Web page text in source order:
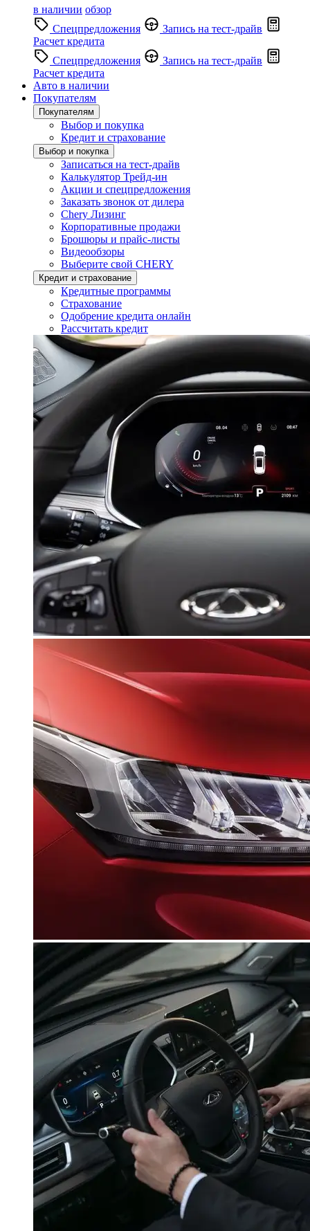
в наличии обзор
Спецпредложения
Запись на тест-драйв
Расчет кредита
Спецпредложения
Запись на тест-драйв
Расчет кредита
Авто в наличии
Покупателям
Покупателям
Выбор и покупка
Кредит и страхование
Выбор и покупка
Записаться на тест-драйв
Калькулятор Трейд-ин
Акции и спецпредложения
Заказать звонок от дилера
Chery Лизинг
Корпоративные продажи
Брошюры и прайс-листы
Видеообзоры
Выберите свой CHERY
Кредит и страхование
Кредитные программы
Страхование
Одобрение кредита онлайн
Рассчитать кредит